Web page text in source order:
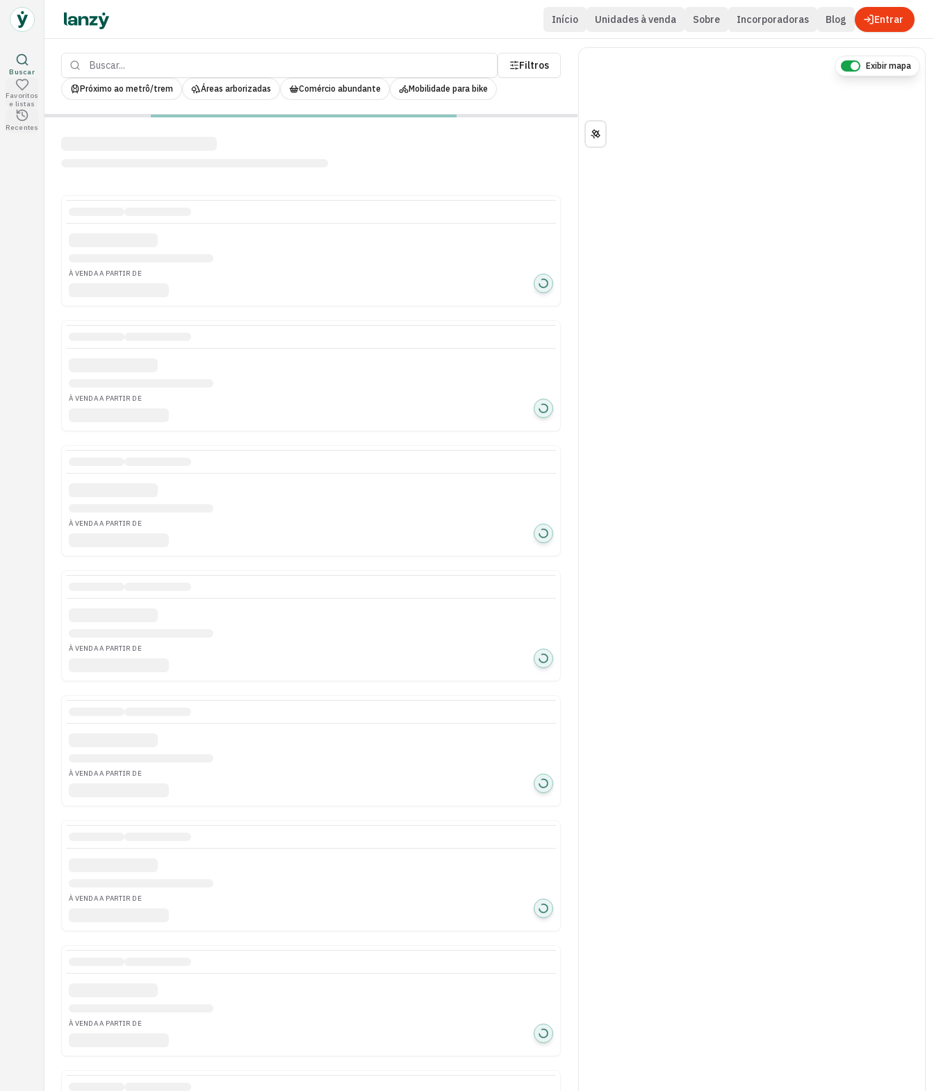
BuscarBuscar empreendimentos
Favoritos
e listas
Empreendimentos salvos
RecentesVisitados recentemente
Início Unidades à venda Sobre Incorporadoras Blog Entrar
Exibir mapa
Buscar... Filtros
Próximo ao metrô/trem Áreas arborizadas Comércio abundante Mobilidade para bike
À VENDA A PARTIR DE
À VENDA A PARTIR DE
À VENDA A PARTIR DE
À VENDA A PARTIR DE
À VENDA A PARTIR DE
À VENDA A PARTIR DE
À VENDA A PARTIR DE